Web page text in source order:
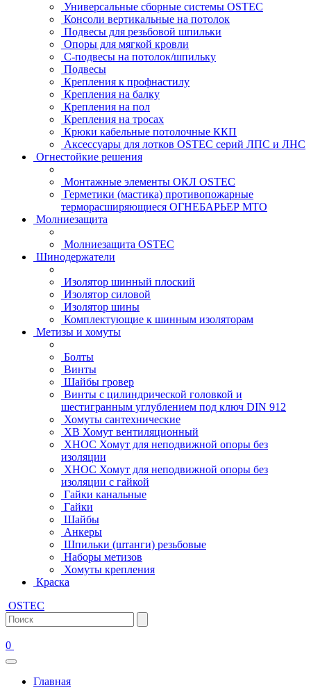
Универсальные сборные системы OSTEC
Консоли вертикальные на потолок
Подвесы для резьбовой шпильки
Опоры для мягкой кровли
С-подвесы на потолок/шпильку
Подвесы
Крепления к профнастилу
Крепления на балку
Крепления на пол
Крепления на тросах
Крюки кабельные потолочные ККП
Аксессуары для лотков OSTEC серий ЛПС и ЛНС
Огнестойкие решения
Монтажные элементы ОКЛ OSTEC
Герметики (мастика) противопожарные
терморасширяющиеся ОГНЕБАРЬЕР МТО
Молниезащита
Молниезащита OSTEC
Шинодержатели
Изолятор шинный плоский
Изолятор силовой
Изолятор шины
Комплектующие к шинным изоляторам
Метизы и хомуты
Болты
Винты
Шайбы гровер
Винты с цилиндрической головкой и
шестигранным углублением под ключ DIN 912
Хомуты сантехнические
ХВ Хомут вентиляционный
ХНОС Хомут для неподвижной опоры без
изоляции
ХНОС Хомут для неподвижной опоры без
изоляции с гайкой
Гайки канальные
Гайки
Шайбы
Анкеры
Шпильки (штанги) резьбовые
Наборы метизов
Хомуты крепления
Краска
OSTEC
0
Главная